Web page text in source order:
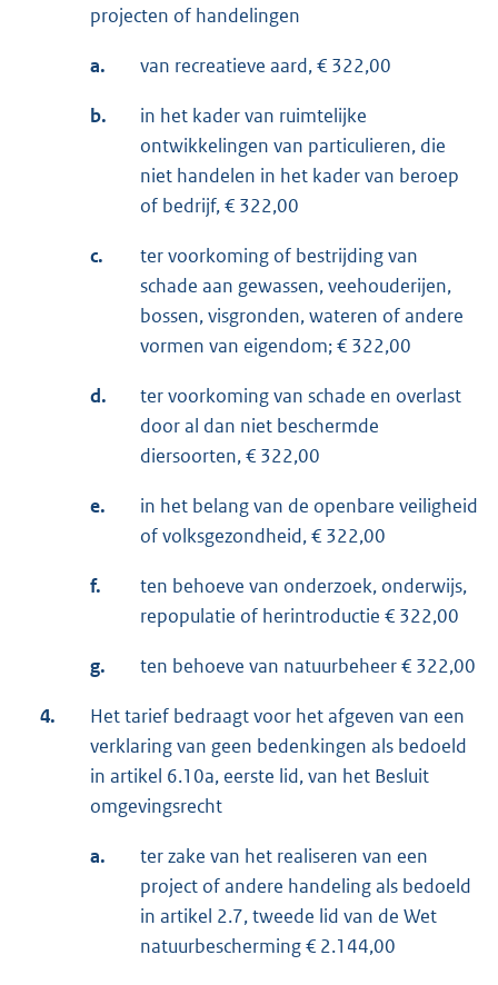
projecten of handelingen
a. van recreatieve aard, € 322,00
b.
in het kader van ruimtelijke
ontwikkelingen van particulieren, die
niet handelen in het kader van beroep
of bedrijf, € 322,00
c.
ter voorkoming of bestrijding van
schade aan gewassen, veehouderijen,
bossen, visgronden, wateren of andere
vormen van eigendom; € 322,00
d.
ter voorkoming van schade en overlast
door al dan niet beschermde
diersoorten, € 322,00
e.
in het belang van de openbare veiligheid
of volksgezondheid, € 322,00
f.
ten behoeve van onderzoek, onderwijs,
repopulatie of herintroductie € 322,00
g. ten behoeve van natuurbeheer € 322,00
4.
Het tarief bedraagt voor het afgeven van een
verklaring van geen bedenkingen als bedoeld
in artikel 6.10a, eerste lid, van het Besluit
omgevingsrecht
a.
ter zake van het realiseren van een
project of andere handeling als bedoeld
in artikel 2.7, tweede lid van de Wet
natuurbescherming € 2.144,00